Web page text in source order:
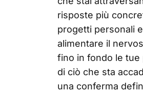
risposte più
progetti personali
alimentare il
fino in fondo le tue
di ciò che sta
una conferma